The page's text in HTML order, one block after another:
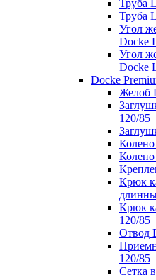
Труба
Труба
Угол
Docke
Угол
Docke
Docke
Желоб
120/85
Колено
Колено
Крюк
Крюк
120/85
Отвод
120/85
Сетка